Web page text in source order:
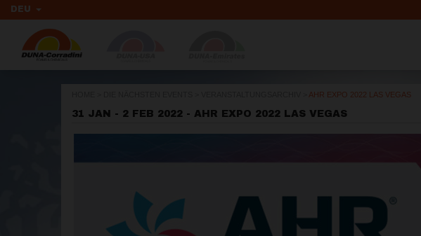
DEU
AHR EXPO 2022 LAS VEGAS
31 JAN - 2 FEB 2022 - AHR EXPO 2022 LAS VEGAS